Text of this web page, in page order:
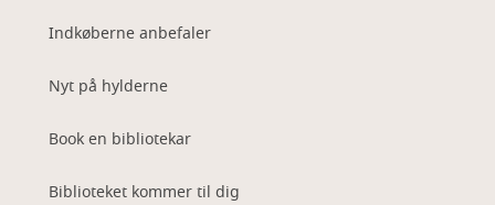
Indkøberne anbefaler
Nyt på hylderne
Book en bibliotekar
Biblioteket kommer til dig